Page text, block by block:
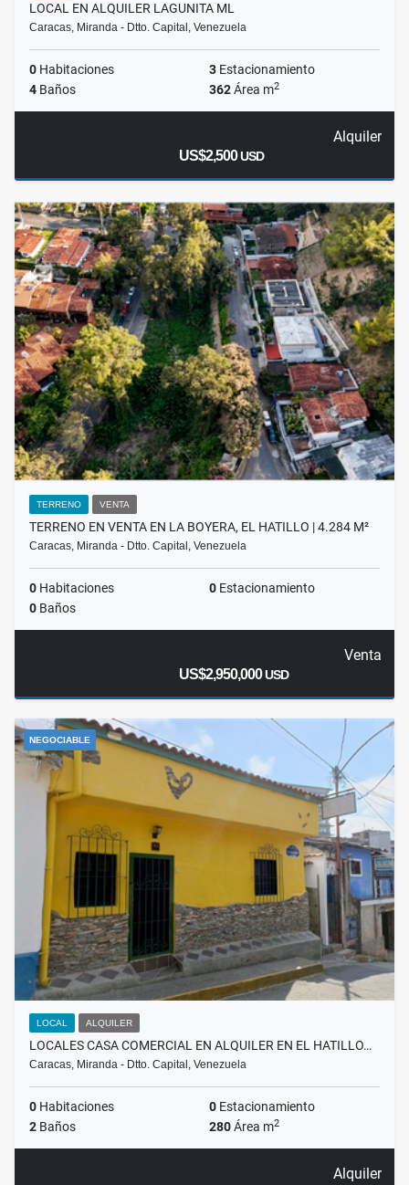
LOCAL EN ALQUILER LAGUNITA ML
Caracas, Miranda - Dtto. Capital, Venezuela
0 Habitaciones 3 Estacionamiento
4 Baños 362Área m2
Alquiler
US$2,500USD
TERRENO VENTA
TERRENO EN VENTA EN LA BOYERA, EL HATILLO | 4.284 M²
Caracas, Miranda - Dtto. Capital, Venezuela
0 Habitaciones 0 Estacionamiento
0 Baños
Venta
US$2,950,000USD
NEGOCIABLE
LOCAL ALQUILER
LOCALES CASA COMERCIAL EN ALQUILER EN EL HATILLO…
Caracas, Miranda - Dtto. Capital, Venezuela
0 Habitaciones 0 Estacionamiento
2 Baños 280Área m2
Alquiler